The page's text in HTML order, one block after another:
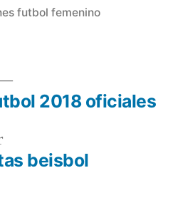
futbol femenino
Entrada
anterior:
beisbol
Entrada
siguiente:
2018 oficiales